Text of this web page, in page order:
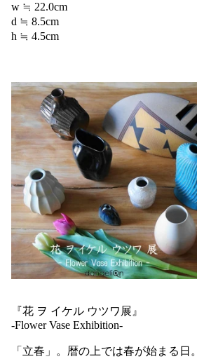
w ≒ 22.0cm
d ≒ 8.5cm
h ≒ 4.5cm
『花 ヲ イケル ウツワ展』
-Flower Vase Exhibition-
「立春」。暦の上では春が始まる日。